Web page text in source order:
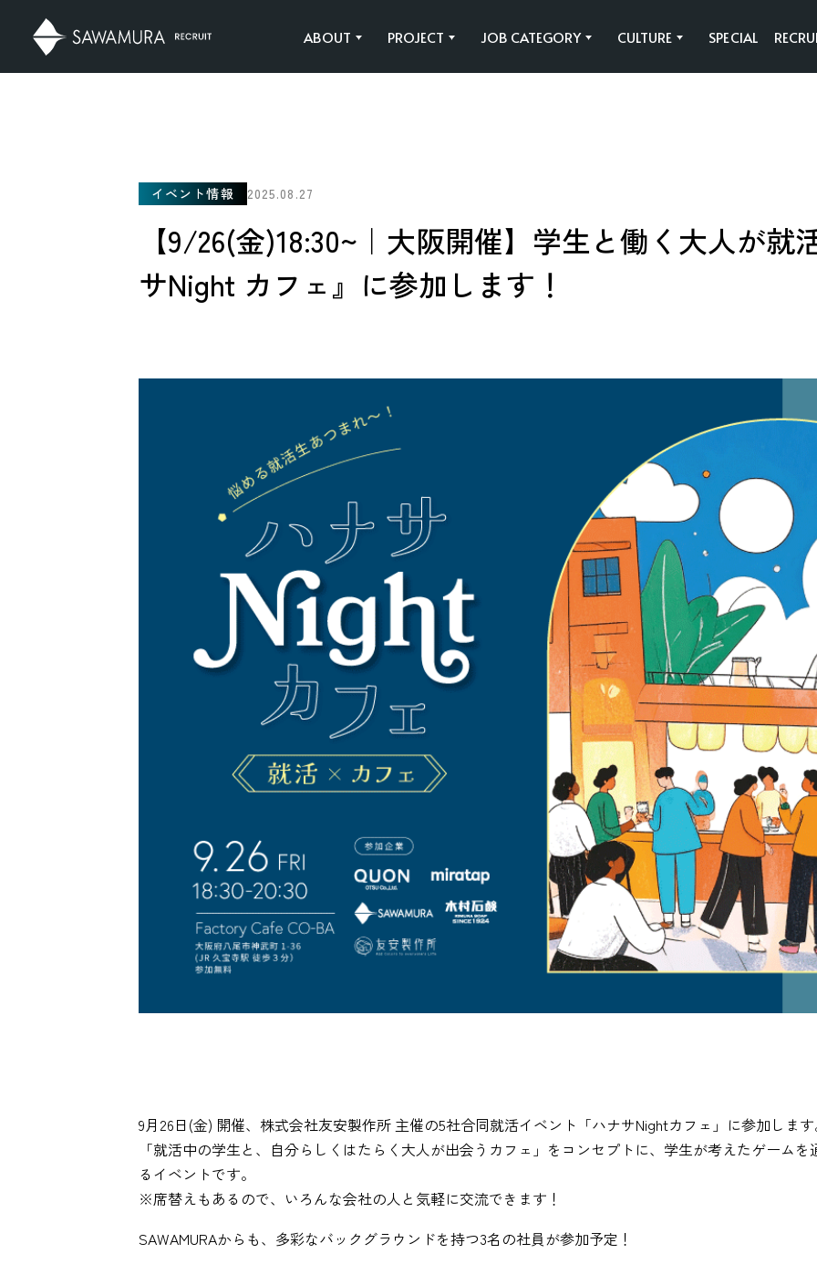
ABOUT PROJECT
SAWAMURAの実績
JOB CATEGORY
SAWAMURAの仕事
CULTURE SPECIAL
イベント情報 2025.08.27
【9/26(金)18:30~｜大阪開催】学生と働く大人が就
サNight カフェ』に参加します！
9月26日(金) 開催、株式会社友安製作所 主催の5社合同就活イベント「ハナサNightカフェ」に参加します
「就活中の学生と、自分らしくはたらく大人が出会うカフェ」をコンセプトに、学生が考えたゲーム
るイベントです。
※席替えもあるので、いろんな会社の人と気軽に交流できます！
SAWAMURAからも、多彩なバックグラウンドを持つ3名の社員が参加予定！